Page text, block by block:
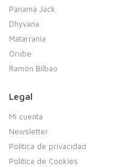
Panama Jack
Dhyvana
Matarrania
Orube
Ramón Bilbao
Legal
Mi cuenta
Newsletter
Política de privacidad
Política de Cookies